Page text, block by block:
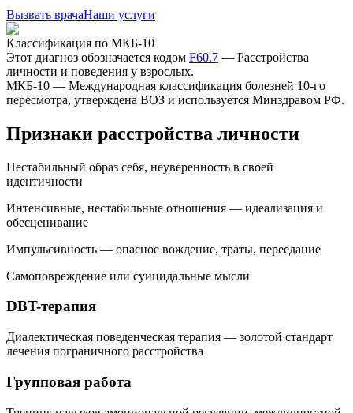
Вызвать врачаНаши услуги
Классификация по МКБ-10
Этот диагноз обозначается кодом F60.7 — Расстройства
личности и поведения у взрослых.
МКБ-10 — Международная классификация болезней 10-го
пересмотра, утверждена ВОЗ и используется Минздравом РФ.
Признаки расстройства личности
Нестабильный образ себя, неуверенность в своей
идентичности
Интенсивные, нестабильные отношения — идеализация и
обесценивание
Импульсивность — опасное вождение, траты, переедание
Самоповреждение или суицидальные мысли
DBT-терапия
Диалектическая поведенческая терапия — золотой стандарт
лечения пограничного расстройства
Групповая работа